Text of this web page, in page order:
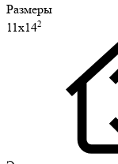
Размеры
11х142